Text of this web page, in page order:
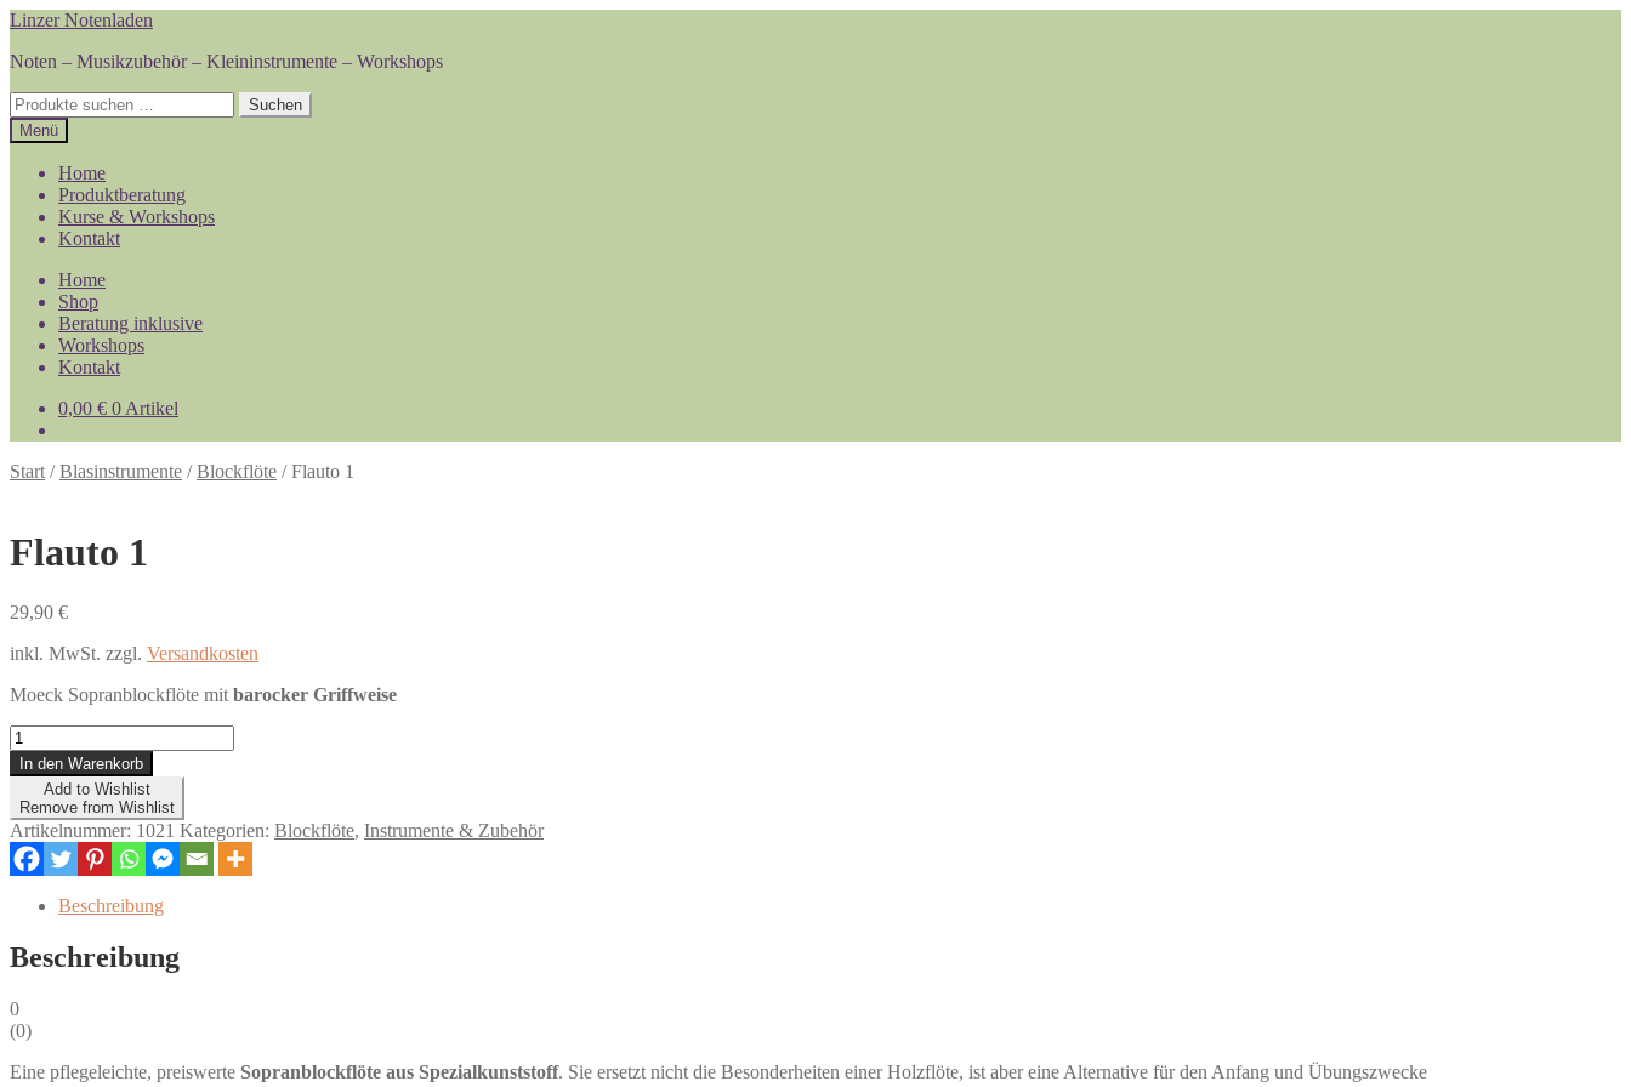
Zur
springen
Zum
springen
Linzer Notenladen
Noten – Musikzubehör – Kleininstrumente – Workshops
Suchen
nach:
Suchen
Menü
Home
Produktberatung
Kurse & Workshops
Kontakt
Home
Shop
Beratung inklusive
Workshops
Kontakt
0,00 € 0 Artikel
Start /Blasinstrumente /Blockflöte /Flauto 1
Flauto 1
29,90 €
inkl. MwSt. zzgl. Versandkosten
Moeck Sopranblockflöte mit barocker Griffweise
Flauto
1
Menge
In den Warenkorb
Add to Wishlist
Remove from Wishlist
Artikelnummer: 1021 Kategorien: Blockflöte, Instrumente & Zubehör
Beschreibung
Beschreibung
0
(0)
Eine pflegeleichte, preiswerte Sopranblockflöte aus Spezialkunststoff. Sie ersetzt nicht die Besonderheiten einer Holzflöte, ist aber eine Alternative für den Anfang und Übungszwecke